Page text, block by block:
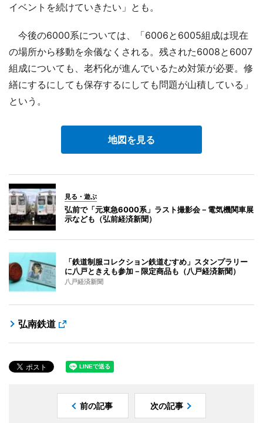
イベントを続けていきたい」とも。
今後の6000系については、「6006と6005組成は現在
の場所から移動を余儀なくされる。残された6008と6007
組成についても、老朽化が進んでいるため対策が必要。修
繕にするにしても保存するにしても問題が山積している」
という。
地図を見る
見る・遊ぶ
弘前で「元東急6000系」ラスト撮影会－電気機関車展
示なども（弘前経済新聞）
「鉄道制服コレクション鉄道むすめ」スタンプラリー
に八戸ときえも参加－限定商品も（八戸経済新聞）
八戸経済新聞
弘南鉄道
前の記事 次の記事